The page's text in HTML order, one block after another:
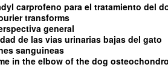
carprofeno para el tratamiento del
transforms
general
de las vias urinarias bajas del gato
sanguineas
in the elbow of the dog